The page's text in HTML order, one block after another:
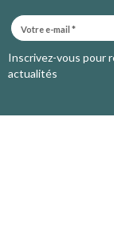
Inscrivez-vous pour
actualités